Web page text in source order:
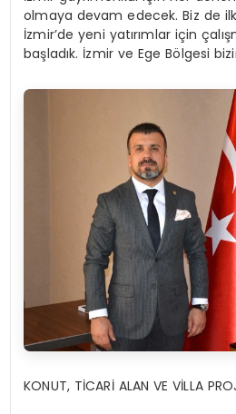
olmaya devam edecek. Biz de
İzmir’de yeni yatırımlar için
başladık. İzmir ve Ege Bölgesi
KONUT, TİCARİ ALAN VE VİLLA